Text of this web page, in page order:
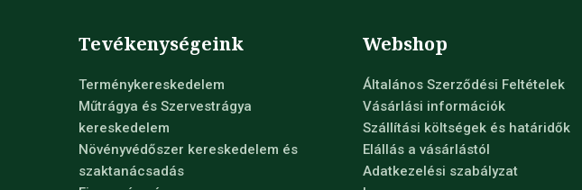
Tevékenységeink
Terménykereskedelem
Műtrágya és Szervestrágya
kereskedelem
Növényvédőszer kereskedelem és
szaktanácsadás
Webshop
Általános Szerződési Feltételek
Vásárlási információk
Szállítási költségek és határidők
Elállás a vásárlástól
Adatkezelési szabályzat